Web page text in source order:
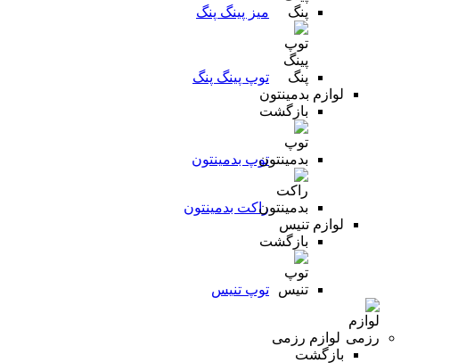
میز پینگ پنگ
توپ پینگ پنگ
لوازم بدمینتون
بازگشت
توپ بدمینتون
راکت بدمینتون
لوازم تنیس
بازگشت
توپ تنیس
لوازم رزمی
بازگشت